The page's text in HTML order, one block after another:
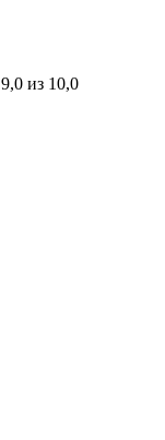
9,0 из 10,0